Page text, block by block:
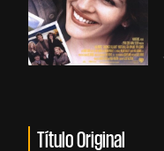
Título Original